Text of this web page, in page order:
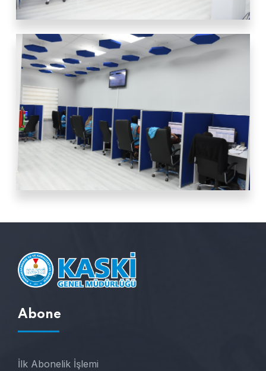
Abone
İlk Abonelik İşlemi